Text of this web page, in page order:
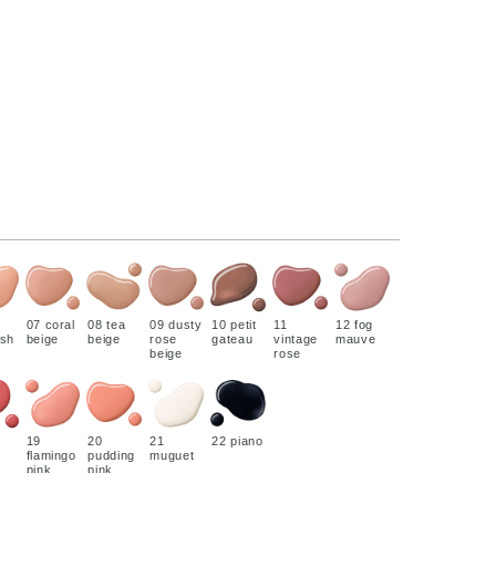
07 coral
beige
08 tea
beige
09 dusty
rose
beige
10 petit
gateau
11
vintage
rose
12 fog
mauve
19
flamingo
pink
20
pudding
pink
21
muguet
22 piano